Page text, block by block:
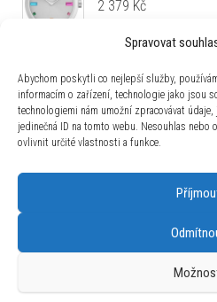
Spravovat
Abychom poskytli co nejlepší služby,
informacím o zařízení, technologie jako jsou
technologiemi nám umožní zpracovávat
jedinečná ID na tomto webu. Nesouhlas nebo
ovlivnit určité vlastnosti a funkce.
2 379 Kč
Vulcain Skindiver
52 700Kč
Baume & Mercier
90 000Kč
s.r.o. Chodovská 228/3